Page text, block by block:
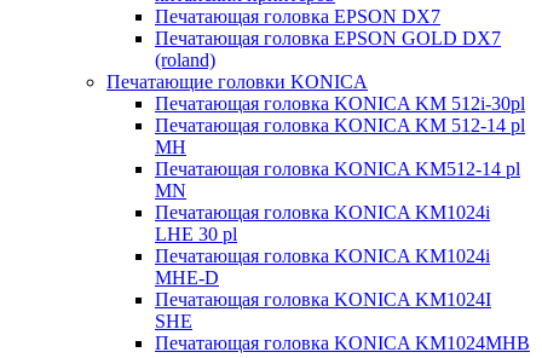
Печатающая головка EPSON DX7
Печатающая головка EPSON GOLD DX7
(roland)
Печатающие головки KONICA
Печатающая головка KONICA KM 512i-30pl
Печатающая головка KONICA KM 512-14 pl
MH
Печатающая головка KONICA KM512-14 pl
MN
Печатающая головка KONICA KM1024i
LHE 30 pl
Печатающая головка KONICA KM1024i
MHE-D
Печатающая головка KONICA KM1024I
SHE
Печатающая головка KONICA KM1024MHB